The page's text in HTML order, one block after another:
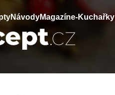
NávodyMagazíne-Kuchařky